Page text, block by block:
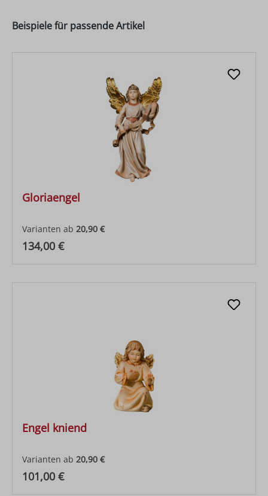
Beispiele für passende Artikel
Gloriaengel
Varianten ab 20,90 €
Regulärer Preis:
134,00 €
Engel kniend
Varianten ab 20,90 €
Regulärer Preis:
101,00 €